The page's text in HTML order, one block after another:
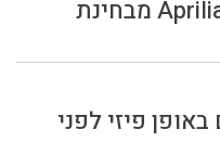
מהם היתרונות של מנועי Aprilia מבחינת
פיזי לפני